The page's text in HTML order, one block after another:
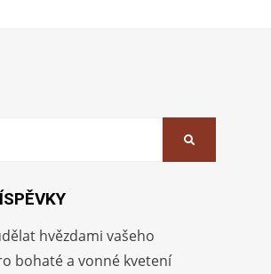
hvězdami vašeho
bohaté a vonné kvetení